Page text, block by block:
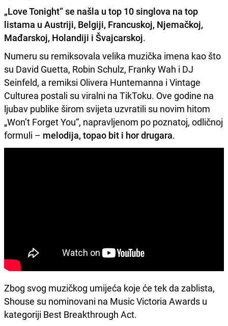
„Love Tonight“ se našla u top 10 singlova na top
listama u Austriji, Belgiji, Francuskoj, Njemačkoj,
Mađarskoj, Holandiji i Švajcarskoj.
Numeru su remiksovala velika muzička imena kao što
su David Guetta, Robin Schulz, Franky Wah i DJ
Seinfeld, a remiksi Olivera Huntemanna i Vintage
Culturea postali su viralni na TikToku. Ove godine na
ljubav publike širom svijeta uzvratili su novim hitom
„Won’t Forget You“, napravljenom po poznatoj, odličnoj
formuli – melodija, topao bit i hor drugara.
Zbog svog muzičkog umijeća koje će tek da zablista,
Shouse su nominovani na Music Victoria Awards u
kategoriji Best Breakthrough Act.